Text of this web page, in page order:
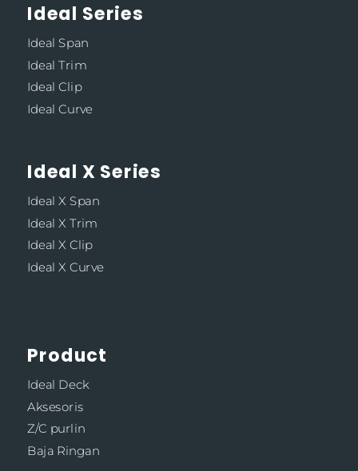
Ideal Series
Ideal Span
Ideal Trim
Ideal Clip
Ideal Curve
Ideal X Series
Ideal X Span
Ideal X Trim
Ideal X Clip
Ideal X Curve
Product
Ideal Deck
Aksesoris
Z/C purlin
Baja Ringan